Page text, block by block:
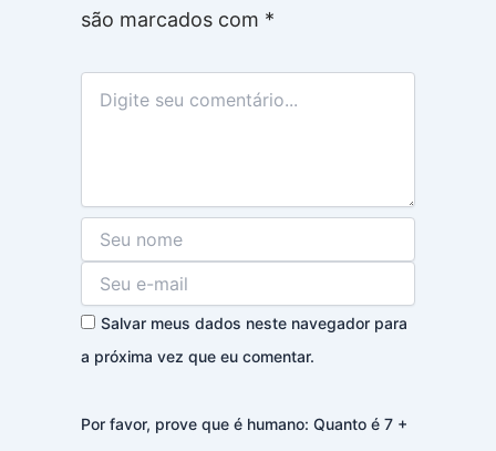
são marcados com *
Salvar meus dados neste navegador para
a próxima vez que eu comentar.
Por favor, prove que é humano: Quanto é 7 +